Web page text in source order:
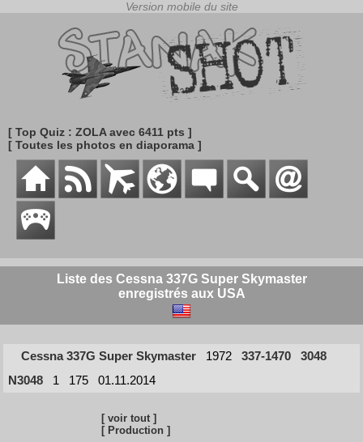
[ Top Quiz : ZOLA avec 6411 pts ]
[ Toutes les photos en diaporama ]
Liste des Cessna 337G Super Skymaster
enregistrés aux USA
Cessna 337G Super Skymaster 1972 337-1470
3048
N3048
1 175 01.11.2014
[ voir tout ]
[ Production ]